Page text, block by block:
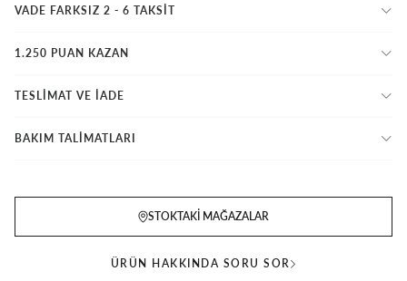
VADE FARKSIZ 2 - 6 TAKSIT
1.250 PUAN KAZAN
TESLİMAT VE İADE
BAKIM TALİMATLARI
STOKTAKI MAĞAZALAR
ÜRÜN HAKKINDA SORU SOR